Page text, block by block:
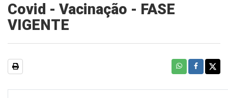
Covid - Vacinação - FASE
VIGENTE